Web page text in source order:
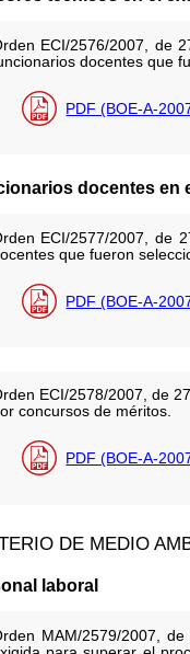
ECI/2576/2007, de
docentes que
PDF (BOE-A-
docentes en
ECI/2577/2007, de
que fueron
PDF (BOE-A-
ECI/2578/2007, de
concursos de méritos.
PDF (BOE-A-
DE MEDIO
laboral
MAM/2579/2007,